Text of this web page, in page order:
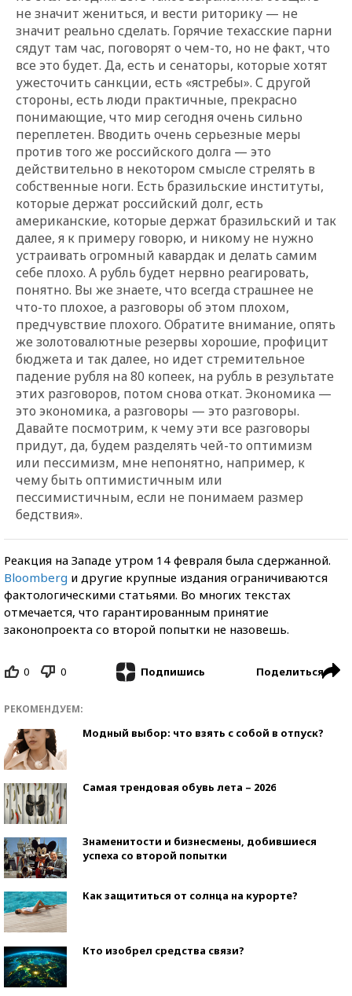
не значит жениться, и вести риторику — не
значит реально сделать. Горячие техасские парни
сядут там час, поговорят о чем-то, но не факт, что
все это будет. Да, есть и сенаторы, которые хотят
ужесточить санкции, есть «ястребы». С другой
стороны, есть люди практичные, прекрасно
понимающие, что мир сегодня очень сильно
переплетен. Вводить очень серьезные меры
против того же российского долга — это
действительно в некотором смысле стрелять в
собственные ноги. Есть бразильские институты,
которые держат российский долг, есть
американские, которые держат бразильский и так
далее, я к примеру говорю, и никому не нужно
устраивать огромный кавардак и делать самим
себе плохо. А рубль будет нервно реагировать,
понятно. Вы же знаете, что всегда страшнее не
что-то плохое, а разговоры об этом плохом,
предчувствие плохого. Обратите внимание, опять
же золотовалютные резервы хорошие, профицит
бюджета и так далее, но идет стремительное
падение рубля на 80 копеек, на рубль в результате
этих разговоров, потом снова откат. Экономика —
это экономика, а разговоры — это разговоры.
Давайте посмотрим, к чему эти все разговоры
придут, да, будем разделять чей-то оптимизм
или пессимизм, мне непонятно, например, к
чему быть оптимистичным или
пессимистичным, если не понимаем размер
бедствия».
Реакция на Западе утром 14 февраля была сдержанной.
Bloomberg и другие крупные издания ограничиваются
фактологическими статьями. Во многих текстах
отмечается, что гарантированным принятие
законопроекта со второй попытки не назовешь.
0 0 Подпишись Поделиться
РЕКОМЕНДУЕМ:
Модный выбор: что взять с собой в отпуск?
Самая трендовая обувь лета – 2026
Знаменитости и бизнесмены, добившиеся
успеха со второй попытки
Как защититься от солнца на курорте?
Кто изобрел средства связи?